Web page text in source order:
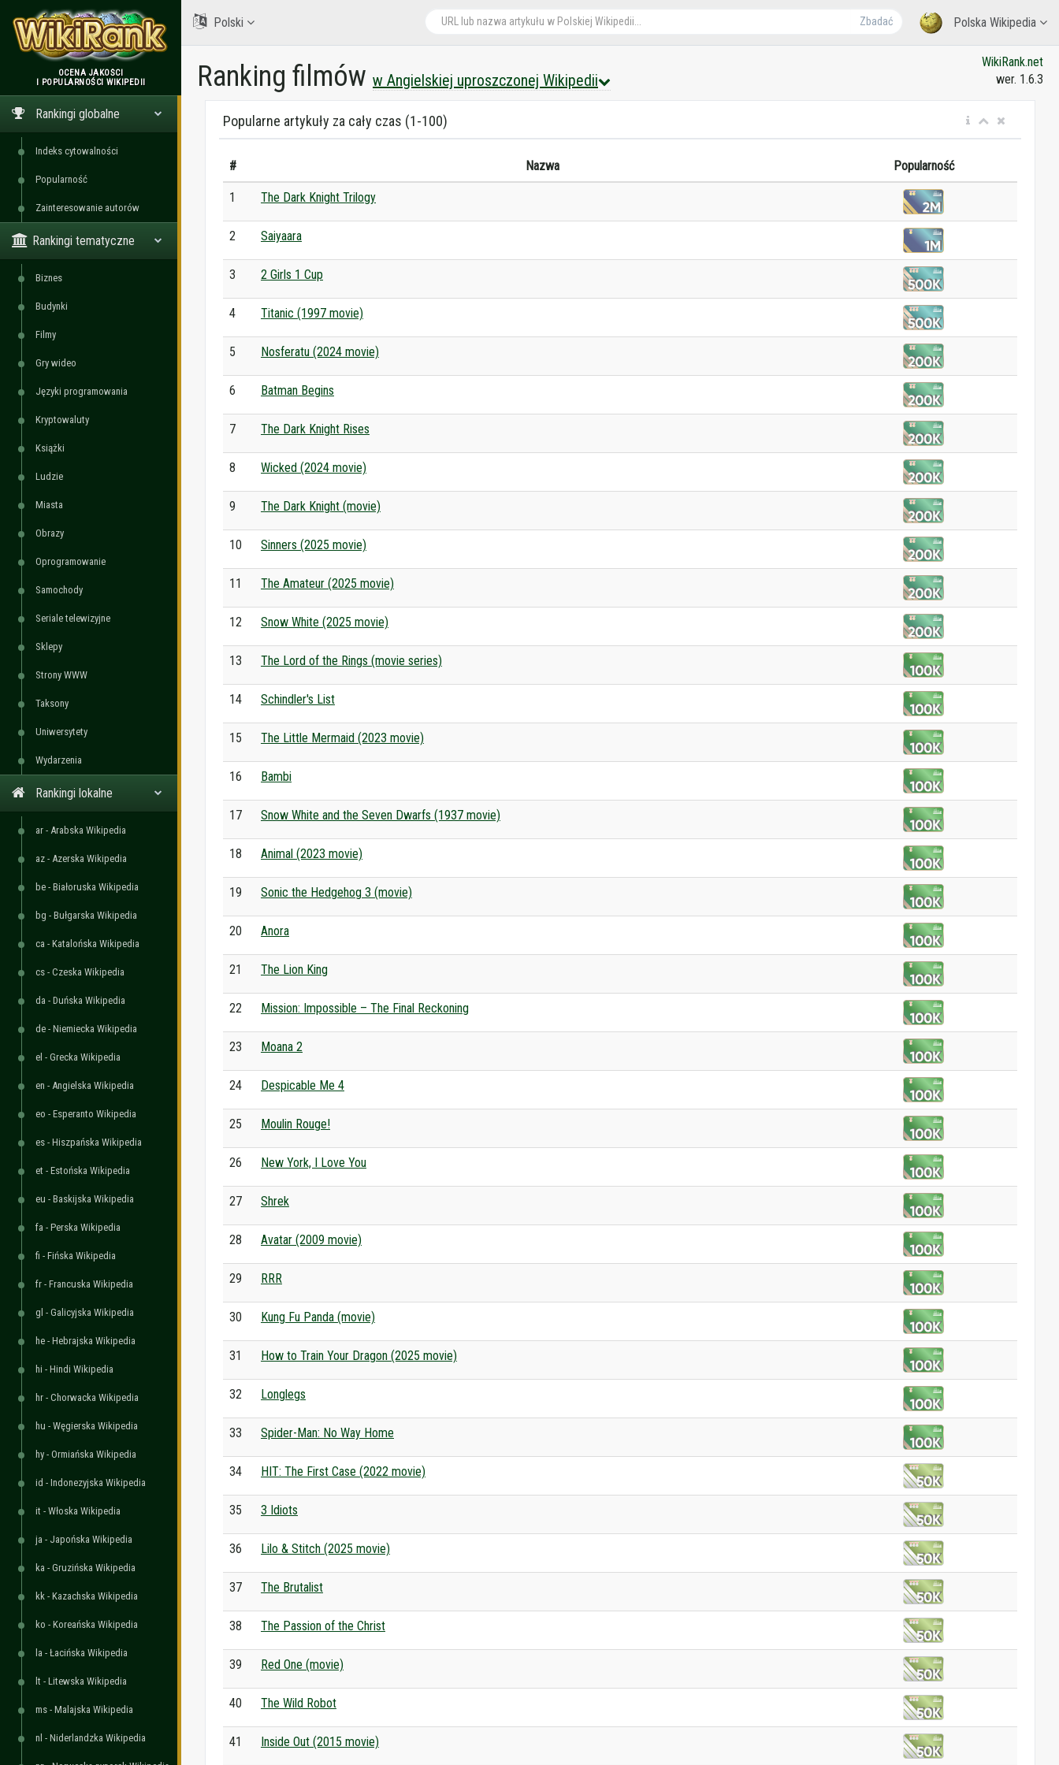
WikiRank
OCENA JAKOŚCI
I POPULARNOŚCI WIKIPEDII
Rankingi globalne
Indeks cytowalności
Popularność
Zainteresowanie autorów
Rankingi tematyczne
Biznes
Budynki
Filmy
Gry wideo
Języki programowania
Kryptowaluty
Książki
Ludzie
Miasta
Obrazy
Oprogramowanie
Samochody
Seriale telewizyjne
Sklepy
Strony WWW
Taksony
Uniwersytety
Wydarzenia
Rankingi lokalne
ar - Arabska Wikipedia
az - Azerska Wikipedia
be - Białoruska Wikipedia
bg - Bułgarska Wikipedia
ca - Katalońska Wikipedia
cs - Czeska Wikipedia
da - Duńska Wikipedia
de - Niemiecka Wikipedia
el - Grecka Wikipedia
en - Angielska Wikipedia
eo - Esperanto Wikipedia
es - Hiszpańska Wikipedia
et - Estońska Wikipedia
eu - Baskijska Wikipedia
fa - Perska Wikipedia
fi - Fińska Wikipedia
fr - Francuska Wikipedia
gl - Galicyjska Wikipedia
he - Hebrajska Wikipedia
hi - Hindi Wikipedia
hr - Chorwacka Wikipedia
hu - Węgierska Wikipedia
hy - Ormiańska Wikipedia
id - Indonezyjska Wikipedia
it - Włoska Wikipedia
ja - Japońska Wikipedia
ka - Gruzińska Wikipedia
kk - Kazachska Wikipedia
ko - Koreańska Wikipedia
la - Łacińska Wikipedia
lt - Litewska Wikipedia
ms - Malajska Wikipedia
nl - Niderlandzka Wikipedia
Polska Wikipedia
Zbadać
Polski
Ranking filmów w Angielskiej uproszczonej Wikipedii
WikiRank.net
wer. 1.6.3
Popularne artykuły za cały czas (1-100)
# Nazwa Popularność
1 The Dark Knight Trilogy
2 Saiyaara
3 2 Girls 1 Cup
4 Titanic (1997 movie)
5 Nosferatu (2024 movie)
6 Batman Begins
7 The Dark Knight Rises
8 Wicked (2024 movie)
9 The Dark Knight (movie)
10 Sinners (2025 movie)
11 The Amateur (2025 movie)
12 Snow White (2025 movie)
13 The Lord of the Rings (movie series)
14 Schindler's List
15 The Little Mermaid (2023 movie)
16 Bambi
17 Snow White and the Seven Dwarfs (1937 movie)
18 Animal (2023 movie)
19 Sonic the Hedgehog 3 (movie)
20 Anora
21 The Lion King
22 Mission: Impossible – The Final Reckoning
23 Moana 2
24 Despicable Me 4
25 Moulin Rouge!
26 New York, I Love You
27 Shrek
28 Avatar (2009 movie)
29 RRR
30 Kung Fu Panda (movie)
31 How to Train Your Dragon (2025 movie)
32 Longlegs
33 Spider-Man: No Way Home
34 HIT: The First Case (2022 movie)
35 3 Idiots
36 Lilo & Stitch (2025 movie)
37 The Brutalist
38 The Passion of the Christ
39 Red One (movie)
40 The Wild Robot
41 Inside Out (2015 movie)